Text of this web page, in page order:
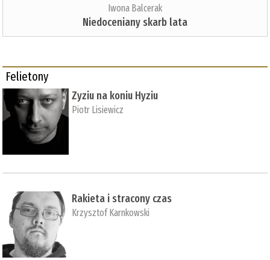
Iwona Balcerak
Niedoceniany skarb lata
Felietony
Zyziu na koniu Hyziu
Piotr Lisiewicz
Rakieta i stracony czas
Krzysztof Karnkowski